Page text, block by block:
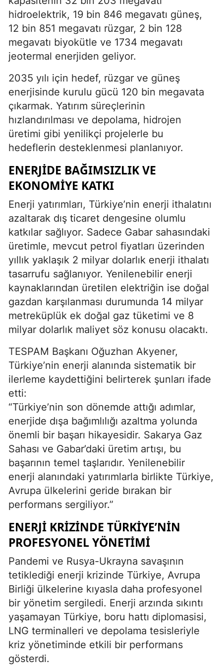
hidroelektrik, 19 bin 846 megavatı güneş,
12 bin 851 megavatı rüzgar, 2 bin 128
megavatı biyokütle ve 1734 megavatı
jeotermal enerjiden geliyor.
2035 yılı için hedef, rüzgar ve güneş
enerjisinde kurulu gücü 120 bin megavata
çıkarmak. Yatırım süreçlerinin
hızlandırılması ve depolama, hidrojen
üretimi gibi yenilikçi projelerle bu
hedeflerin desteklenmesi planlanıyor.
ENERJIDE BAĞIMSIZLIK VE
EKONOMIYE KATKI
Enerji yatırımları, Türkiye’nin enerji ithalatını
azaltarak dış ticaret dengesine olumlu
katkılar sağlıyor. Sadece Gabar sahasındaki
üretimle, mevcut petrol fiyatları üzerinden
yıllık yaklaşık 2 milyar dolarlık enerji ithalatı
tasarrufu sağlanıyor. Yenilenebilir enerji
kaynaklarından üretilen elektriğin ise doğal
gazdan karşılanması durumunda 14 milyar
metreküplük ek doğal gaz tüketimi ve 8
milyar dolarlık maliyet söz konusu olacaktı.
TESPAM Başkanı Oğuzhan Akyener,
Türkiye’nin enerji alanında sistematik bir
ilerleme kaydettiğini belirterek şunları ifade
etti:
“Türkiye’nin son dönemde attığı adımlar,
enerjide dışa bağımlılığı azaltma yolunda
önemli bir başarı hikayesidir. Sakarya Gaz
Sahası ve Gabar’daki üretim artışı, bu
başarının temel taşlarıdır. Yenilenebilir
enerji alanındaki yatırımlarla birlikte Türkiye,
Avrupa ülkelerini geride bırakan bir
performans sergiliyor.”
ENERJI KRIZINDE TÜRKIYE’NIN
PROFESYONEL YÖNETIMI
Pandemi ve Rusya-Ukrayna savaşının
tetiklediği enerji krizinde Türkiye, Avrupa
Birliği ülkelerine kıyasla daha profesyonel
bir yönetim sergiledi. Enerji arzında sıkıntı
yaşamayan Türkiye, boru hattı diplomasisi,
LNG terminalleri ve depolama tesisleriyle
kriz yönetiminde etkili bir performans
gösterdi.